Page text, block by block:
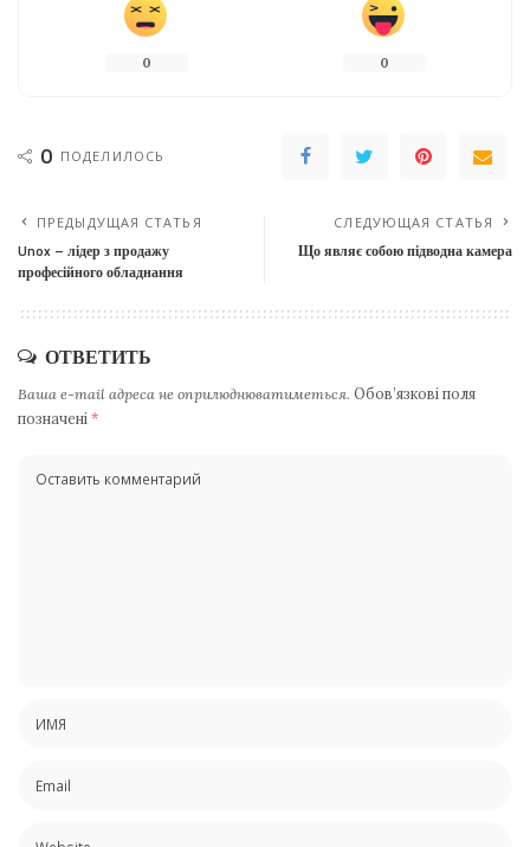
0 0
0 ПОДЕЛИЛОСЬ
ПРЕДЫДУЩАЯ СТАТЬЯ
Unox – лідер з продажу
професійного обладнання
СЛЕДУЮЩАЯ СТАТЬЯ
Що являє собою підводна камера
ОТВЕТИТЬ
Ваша e-mail адреса не оприлюднюватиметься. Обов’язкові поля
позначені *